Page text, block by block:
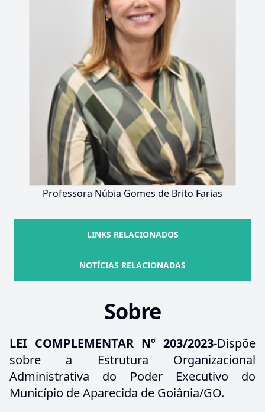
Professora Núbia Gomes de Brito Farias
LINKS RELACIONADOS
NOTÍCIAS RELACIONADAS
Sobre
LEI COMPLEMENTAR Nº 203/2023-Dispõe
sobre a Estrutura Organizacional
Administrativa do Poder Executivo do
Município de Aparecida de Goiânia/GO.